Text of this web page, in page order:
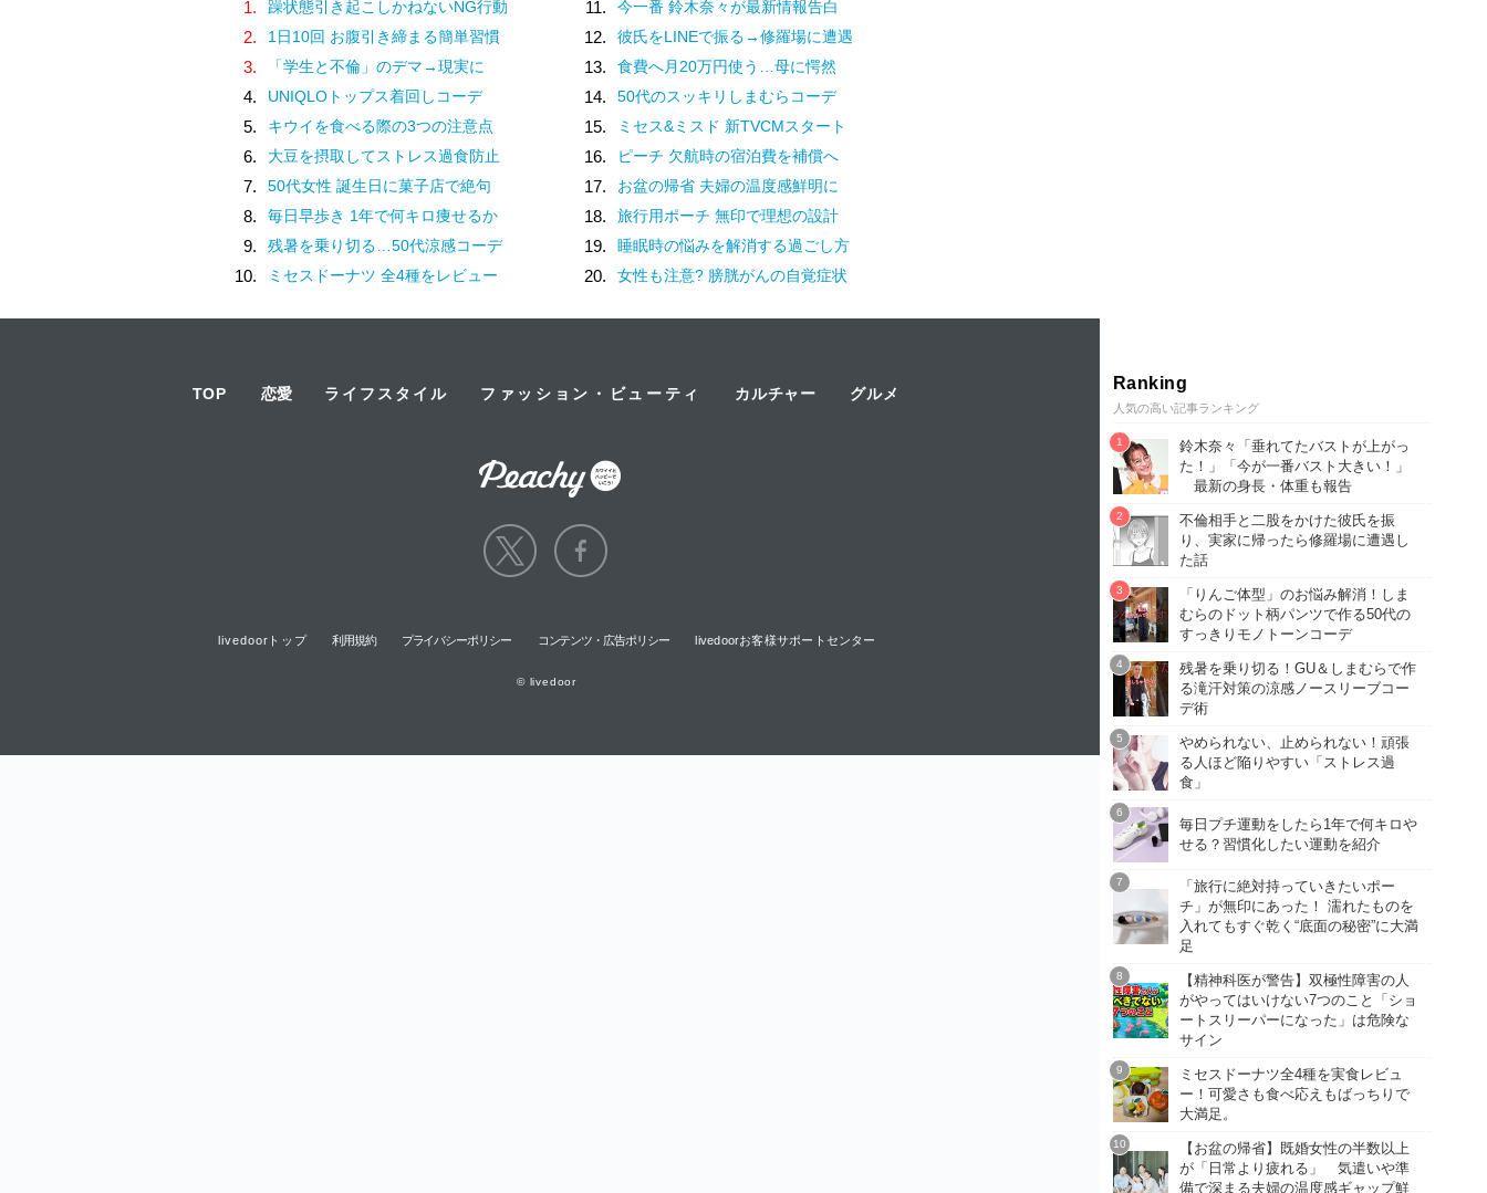
1. 躁状態引き起こしかねないNG行動
2. 1日10回 お腹引き締まる簡単習慣
3. 「学生と不倫」のデマ→現実に
4. UNIQLOトップス着回しコーデ
5. キウイを食べる際の3つの注意点
6. 大豆を摂取してストレス過食防止
7. 50代女性 誕生日に菓子店で絶句
8. 毎日早歩き 1年で何キロ痩せるか
9. 残暑を乗り切る…50代涼感コーデ
10. ミセスドーナツ 全4種をレビュー
11. 今一番 鈴木奈々が最新情報告白
12. 彼氏をLINEで振る→修羅場に遭遇
13. 食費へ月20万円使う…母に愕然
14. 50代のスッキリしまむらコーデ
15. ミセス&ミスド 新TVCMスタート
16. ピーチ 欠航時の宿泊費を補償へ
17. お盆の帰省 夫婦の温度感鮮明に
18. 旅行用ポーチ 無印で理想の設計
19. 睡眠時の悩みを解消する過ごし方
20. 女性も注意? 膀胱がんの自覚症状
Ranking
人気の高い記事ランキング
鈴木奈々「垂れてたバストが上がっ
た！」「今が一番バスト大きい！」
最新の身長・体重も報告
不倫相手と二股をかけた彼氏を振
り、実家に帰ったら修羅場に遭遇し
た話
「りんご体型」のお悩み解消！しま
むらのドット柄パンツで作る50代の
すっきりモノトーンコーデ
残暑を乗り切る！GU＆しまむらで作
る滝汗対策の涼感ノースリーブコー
デ術
やめられない、止められない！頑張
る人ほど陥りやすい「ストレス過
食」
毎日プチ運動をしたら1年で何キロや
せる？習慣化したい運動を紹介
「旅行に絶対持っていきたいポー
チ」が無印にあった！ 濡れたものを
入れてもすぐ乾く“底面の秘密”に大満
足
【精神科医が警告】双極性障害の人
がやってはいけない7つのこと「ショ
ートスリーパーになった」は危険な
サイン
ミセスドーナツ全4種を実食レビュ
ー！可愛さも食べ応えもばっちりで
大満足。
【お盆の帰省】既婚女性の半数以上
が「日常より疲れる」 気遣いや準
備で深まる夫婦の温度感ギャップ鮮
TOP 恋愛 ライフスタイル ファッション・ビューティ カルチャー グルメ
livedoorトップ 利用規約 プライバシーポリシー コンテンツ・広告ポリシー livedoorお客様サポートセンター
© livedoor